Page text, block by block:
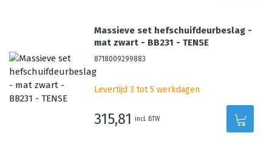
Massieve set hefschuifdeurbeslag -
mat zwart - BB231 - TENSE
8718009299883
Levertijd 3 tot 5 werkdagen
315,81 incl. BTW